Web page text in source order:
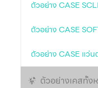
ตัวอย่าง CASE
ตัวอย่าง CASE
ตัวอย่าง CASE แว่น
ตัวอย่างเคสทั้ง